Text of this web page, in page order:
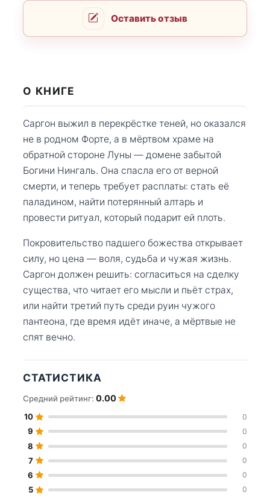
Оставить отзыв
О КНИГЕ
Саргон выжил в перекрёстке теней, но оказался
не в родном Форте, а в мёртвом храме на
обратной стороне Луны — домене забытой
Богини Нингаль. Она спасла его от верной
смерти, и теперь требует расплаты: стать её
паладином, найти потерянный алтарь и
провести ритуал, который подарит ей плоть.
Покровительство падшего божества открывает
силу, но цена — воля, судьба и чужая жизнь.
Саргон должен решить: согласиться на сделку
существа, что читает его мысли и пьёт страх,
или найти третий путь среди руин чужого
пантеона, где время идёт иначе, а мёртвые не
спят вечно.
СТАТИСТИКА
Средний рейтинг: 0.00
10 0
9 0
8 0
7 0
6 0
5 0